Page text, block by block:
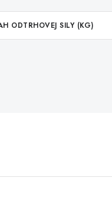
ODTRHOVEJ SILY (KG)